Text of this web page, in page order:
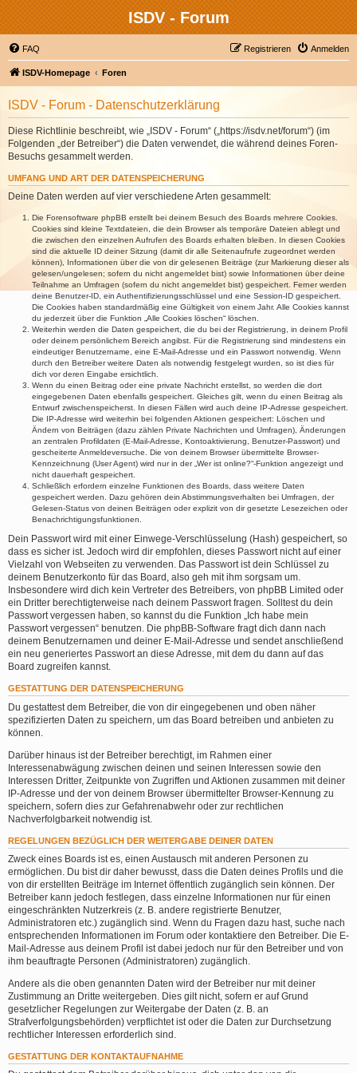
ISDV - Forum
FAQ Anmelden
Registrieren
ISDV-Homepage Foren
ISDV - Forum - Datenschutzerklärung
Diese Richtlinie beschreibt, wie „ISDV - Forum“ („https://isdv.net/forum“) (im
Folgenden „der Betreiber“) die Daten verwendet, die während deines Foren-
Besuchs gesammelt werden.
UMFANG UND ART DER DATENSPEICHERUNG
Deine Daten werden auf vier verschiedene Arten gesammelt:
Die Forensoftware phpBB erstellt bei deinem Besuch des Boards mehrere Cookies.
Cookies sind kleine Textdateien, die dein Browser als temporäre Dateien ablegt und
die zwischen den einzelnen Aufrufen des Boards erhalten bleiben. In diesen Cookies
sind die aktuelle ID deiner Sitzung (damit dir alle Seitenaufrufe zugeordnet werden
können), Informationen über die von dir gelesenen Beiträge (zur Markierung dieser als
gelesen/ungelesen; sofern du nicht angemeldet bist) sowie Informationen über deine
Teilnahme an Umfragen (sofern du nicht angemeldet bist) gespeichert. Ferner werden
deine Benutzer-ID, ein Authentifizierungsschlüssel und eine Session-ID gespeichert.
Die Cookies haben standardmäßig eine Gültigkeit von einem Jahr. Alle Cookies kannst
du jederzeit über die Funktion „Alle Cookies löschen“ löschen.
Weiterhin werden die Daten gespeichert, die du bei der Registrierung, in deinem Profil
oder deinem persönlichem Bereich angibst. Für die Registrierung sind mindestens ein
eindeutiger Benutzername, eine E-Mail-Adresse und ein Passwort notwendig. Wenn
durch den Betreiber weitere Daten als notwendig festgelegt wurden, so ist dies für
dich vor deren Eingabe ersichtlich.
Wenn du einen Beitrag oder eine private Nachricht erstellst, so werden die dort
eingegebenen Daten ebenfalls gespeichert. Gleiches gilt, wenn du einen Beitrag als
Entwurf zwischenspeicherst. In diesen Fällen wird auch deine IP-Adresse gespeichert.
Die IP-Adresse wird weiterhin bei folgenden Aktionen gespeichert: Löschen und
Ändern von Beiträgen (dazu zählen Private Nachrichten und Umfragen), Änderungen
an zentralen Profildaten (E-Mail-Adresse, Kontoaktivierung, Benutzer-Passwort) und
gescheiterte Anmeldeversuche. Die von deinem Browser übermittelte Browser-
Kennzeichnung (User Agent) wird nur in der „Wer ist online?“-Funktion angezeigt und
nicht dauerhaft gespeichert.
Schließlich erfordern einzelne Funktionen des Boards, dass weitere Daten
gespeichert werden. Dazu gehören dein Abstimmungsverhalten bei Umfragen, der
Gelesen-Status von deinen Beiträgen oder explizit von dir gesetzte Lesezeichen oder
Benachrichtigungsfunktionen.
Dein Passwort wird mit einer Einwege-Verschlüsselung (Hash) gespeichert, so
dass es sicher ist. Jedoch wird dir empfohlen, dieses Passwort nicht auf einer
Vielzahl von Webseiten zu verwenden. Das Passwort ist dein Schlüssel zu
deinem Benutzerkonto für das Board, also geh mit ihm sorgsam um.
Insbesondere wird dich kein Vertreter des Betreibers, von phpBB Limited oder
ein Dritter berechtigterweise nach deinem Passwort fragen. Solltest du dein
Passwort vergessen haben, so kannst du die Funktion „Ich habe mein
Passwort vergessen“ benutzen. Die phpBB-Software fragt dich dann nach
deinem Benutzernamen und deiner E-Mail-Adresse und sendet anschließend
ein neu generiertes Passwort an diese Adresse, mit dem du dann auf das
Board zugreifen kannst.
GESTATTUNG DER DATENSPEICHERUNG
Du gestattest dem Betreiber, die von dir eingegebenen und oben näher
spezifizierten Daten zu speichern, um das Board betreiben und anbieten zu
können.
Darüber hinaus ist der Betreiber berechtigt, im Rahmen einer
Interessenabwägung zwischen deinen und seinen Interessen sowie den
Interessen Dritter, Zeitpunkte von Zugriffen und Aktionen zusammen mit deiner
IP-Adresse und der von deinem Browser übermittelter Browser-Kennung zu
speichern, sofern dies zur Gefahrenabwehr oder zur rechtlichen
Nachverfolgbarkeit notwendig ist.
REGELUNGEN BEZÜGLICH DER WEITERGABE DEINER DATEN
Zweck eines Boards ist es, einen Austausch mit anderen Personen zu
ermöglichen. Du bist dir daher bewusst, dass die Daten deines Profils und die
von dir erstellten Beiträge im Internet öffentlich zugänglich sein können. Der
Betreiber kann jedoch festlegen, dass einzelne Informationen nur für einen
eingeschränkten Nutzerkreis (z. B. andere registrierte Benutzer,
Administratoren etc.) zugänglich sind. Wenn du Fragen dazu hast, suche nach
entsprechenden Informationen im Forum oder kontaktiere den Betreiber. Die E-
Mail-Adresse aus deinem Profil ist dabei jedoch nur für den Betreiber und von
ihm beauftragte Personen (Administratoren) zugänglich.
Andere als die oben genannten Daten wird der Betreiber nur mit deiner
Zustimmung an Dritte weitergeben. Dies gilt nicht, sofern er auf Grund
gesetzlicher Regelungen zur Weitergabe der Daten (z. B. an
Strafverfolgungsbehörden) verpflichtet ist oder die Daten zur Durchsetzung
rechtlicher Interessen erforderlich sind.
GESTATTUNG DER KONTAKTAUFNAHME